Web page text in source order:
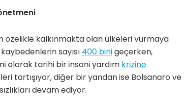
özelikle kalkınmakta olan ülkeleri vurmaya
sayısı 400 binigeçerken,
olarak tarihi bir insani yardım krizine
tartışıyor, diğer bir yandan ise Bolsanaro ve
devam ediyor.